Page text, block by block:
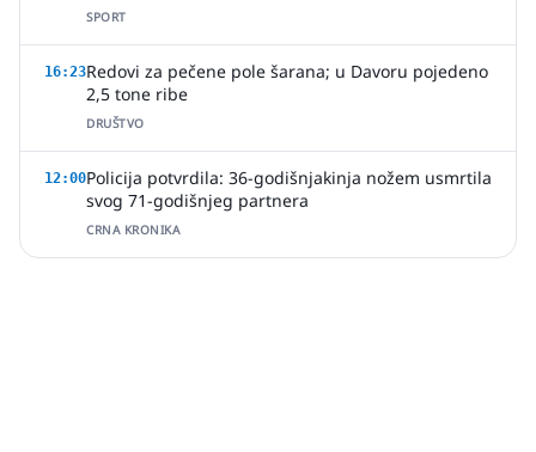
SPORT
16:23Redovi za pečene pole šarana; u Davoru pojedeno
2,5 tone ribe
DRUŠTVO
12:00Policija potvrdila: 36-godišnjakinja nožem usmrtila
svog 71-godišnjeg partnera
CRNA KRONIKA